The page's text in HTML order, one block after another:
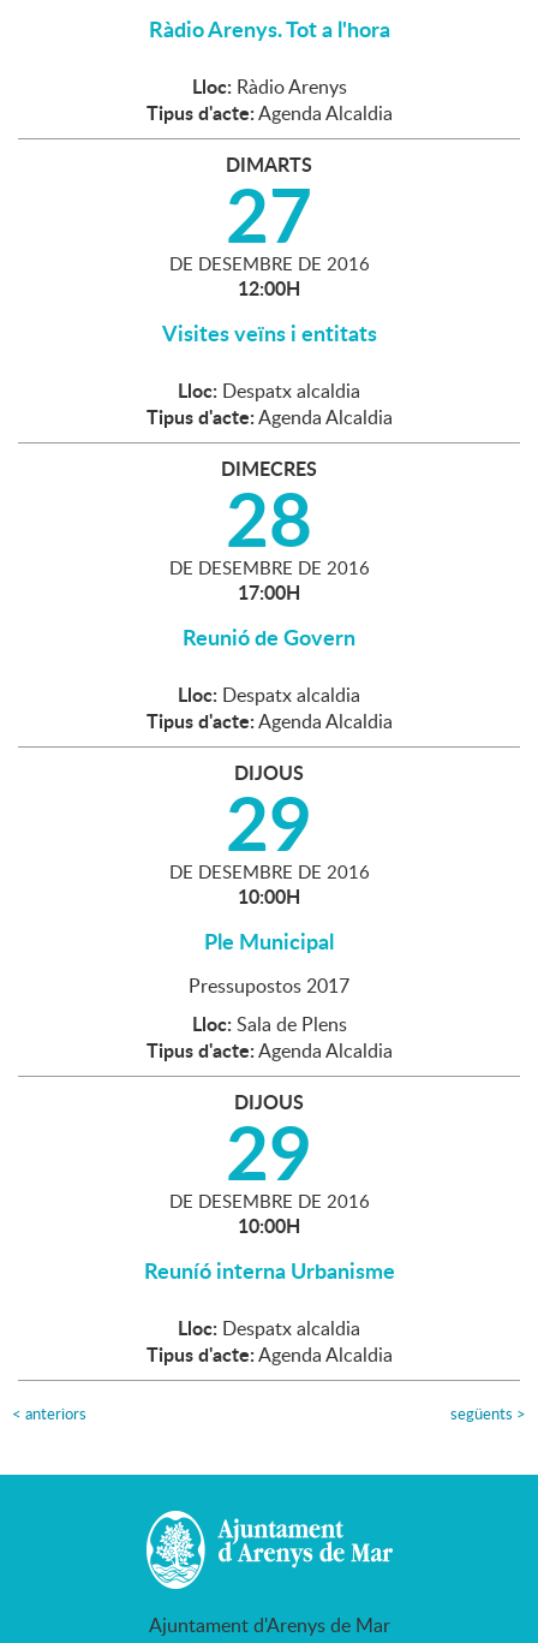
Ràdio Arenys. Tot a l'hora
Lloc: Ràdio Arenys
Tipus d'acte:Agenda Alcaldia
DIMARTS
27
DE DESEMBRE DE 2016
12:00H
Visites veïns i entitats
Lloc: Despatx alcaldia
Tipus d'acte:Agenda Alcaldia
DIMECRES
28
DE DESEMBRE DE 2016
17:00H
Reunió de Govern
Lloc: Despatx alcaldia
Tipus d'acte:Agenda Alcaldia
DIJOUS
29
DE DESEMBRE DE 2016
10:00H
Ple Municipal
Pressupostos 2017
Lloc: Sala de Plens
Tipus d'acte:Agenda Alcaldia
DIJOUS
29
DE DESEMBRE DE 2016
10:00H
Reuníó interna Urbanisme
Lloc: Despatx alcaldia
Tipus d'acte:Agenda Alcaldia
< anteriors següents >
Ajuntament d'Arenys de Mar